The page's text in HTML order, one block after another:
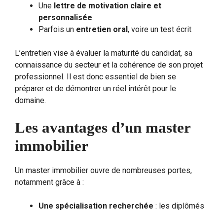
Une lettre de motivation claire et
personnalisée
Parfois un entretien oral, voire un test écrit
L’entretien vise à évaluer la maturité du candidat, sa
connaissance du secteur et la cohérence de son projet
professionnel. Il est donc essentiel de bien se
préparer et de démontrer un réel intérêt pour le
domaine.
Les avantages d’un master
immobilier
Un master immobilier ouvre de nombreuses portes,
notamment grâce à :
Une spécialisation recherchée : les diplômés